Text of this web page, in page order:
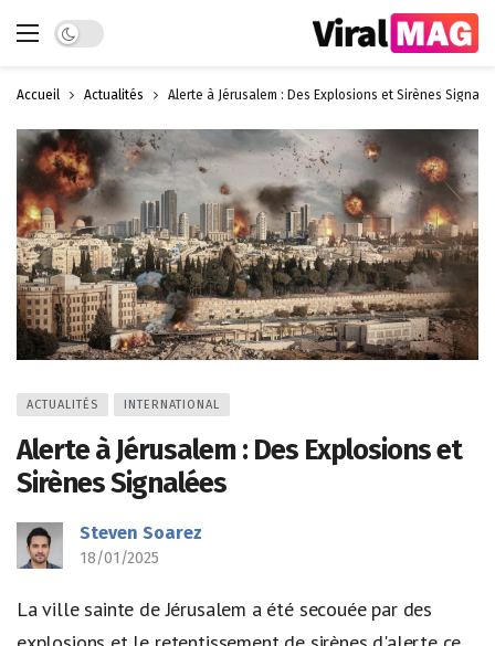
Dark mode
Accueil Actualités Alerte à Jérusalem : Des Explosions et Sirènes
ACTUALITÉS INTERNATIONAL
Alerte à Jérusalem : Des Explosions et
Sirènes Signalées
Steven Soarez
18/01/2025
La ville sainte de Jérusalem a été secouée par des